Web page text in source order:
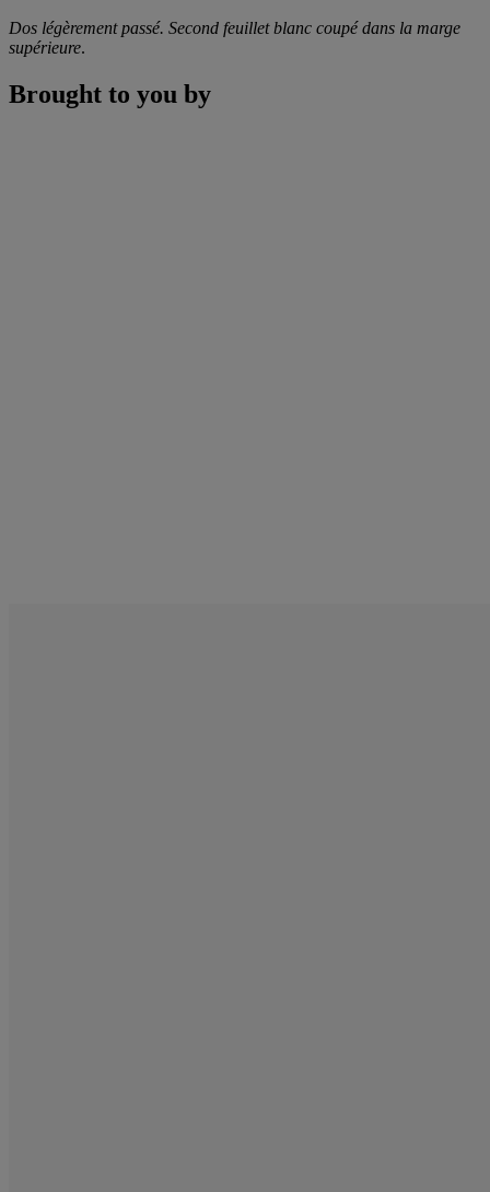
Dos légèrement passé. Second feuillet blanc coupé dans la marge
supérieure.
Brought to you by